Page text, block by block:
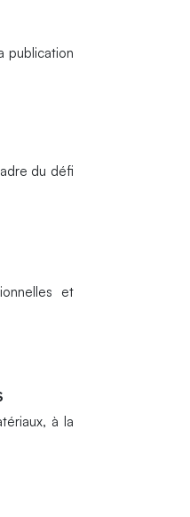
publication
du défi
et
à la